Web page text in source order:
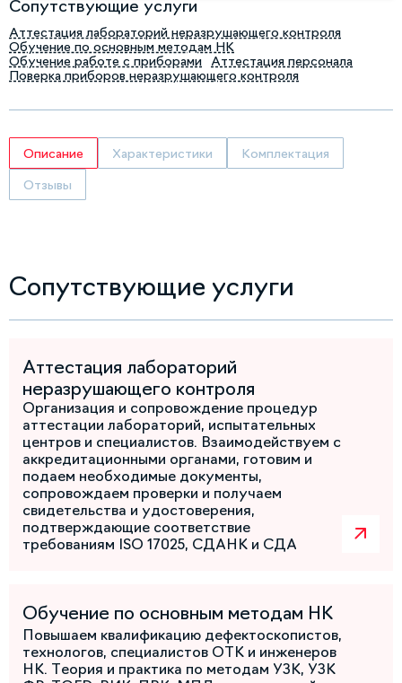
Сопутствующие услуги
Аттестация лабораторий неразрушающего контроля
Обучение по основным методам НК
Обучение работе с приборами
Аттестация персонала
Поверка приборов неразрушающего контроля
Описание Характеристики Комплектация
Отзывы
Сопутствующие услуги
Аттестация лабораторий
неразрушающего контроля
Организация и сопровождение процедур
аттестации лабораторий, испытательных
центров и специалистов. Взаимодействуем с
аккредитационными органами, готовим и
подаем необходимые документы,
сопровождаем проверки и получаем
свидетельства и удостоверения,
подтверждающие соответствие
требованиям ISO 17025, СДАНК и СДА
Обучение по основным методам НК
Повышаем квалификацию дефектоскопистов,
технологов, специалистов ОТК и инженеров
НК. Теория и практика по методам УЗК, УЗК